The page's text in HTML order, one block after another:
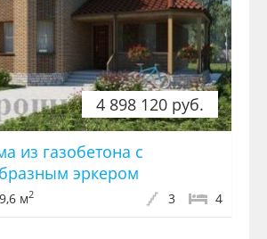
4 898 120 руб.
из газобетона с
эркером
м2 4
3